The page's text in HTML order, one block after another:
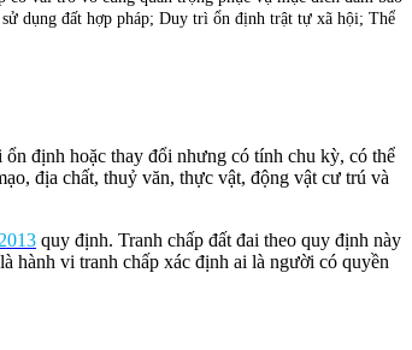
dụng đất hợp pháp; Duy trì ổn định trật tự xã hội; Thể
định hoặc thay đổi nhưng có tính chu kỳ, có thể
địa chất, thuỷ văn, thực vật, động vật cư trú và
quy định. Tranh chấp đất đai theo quy định này
hành vi tranh chấp xác định ai là người có quyền